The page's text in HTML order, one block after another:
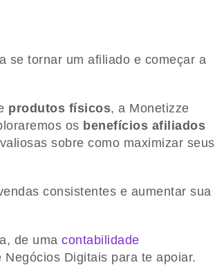
se tornar um afiliado e começar a
produtos físicos, a Monetizze
os benefícios afiliados
sobre como maximizar seus
consistentes e aumentar sua
de uma contabilidade
Digitais para te apoiar.